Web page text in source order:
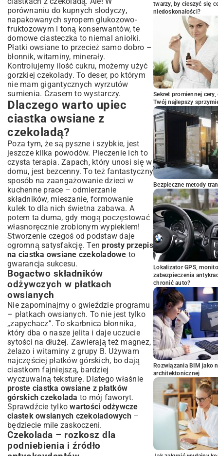
Podsumowanie: Twórz i ciesz się
smakiem prostych ciastek owsianych
czekoladowych!
porównaniu do kupnych słodyczy,
napakowanych syropem glukozowo-
fruktozowym i toną konserwantów, te
domowe ciasteczka to niemal aniołki.
Płatki owsiane to przecież samo dobro –
błonnik, witaminy, minerały.
Kontrolujemy ilość cukru, możemy użyć
gorzkiej czekolady. To deser, po którym
nie mam gigantycznych wyrzutów
sumienia. Czasem to wystarczy.
Dlaczego warto upiec
ciastka owsiane z
czekoladą?
Poza tym, że są pyszne i szybkie, jest
jeszcze kilka powodów. Pieczenie ich to
czysta terapia. Zapach, który unosi się w
domu, jest bezcenny. To też fantastyczny
sposób na zaangażowanie dzieci w
kuchenne prace – odmierzanie
składników, mieszanie, formowanie
kulek to dla nich świetna zabawa. A
potem ta duma, gdy mogą poczęstować
własnoręcznie zrobionym wypiekiem!
Stworzenie czegoś od podstaw daje
ogromną satysfakcję. Tenprosty przepis
na ciastka owsiane czekoladowe to
gwarancja sukcesu.
Bogactwo składników
odżywczych w płatkach
owsianych
Nie zapominajmy o gwieździe programu
– płatkach owsianych. To nie jest tylko
„zapychacz”. To skarbnica błonnika,
który dba o nasze jelita i daje uczucie
sytości na dłużej. Zawierają też magnez,
żelazo i witaminy z grupy B. Używam
najczęściej płatków górskich, bo dają
ciastkom fajniejszą, bardziej
wyczuwalną teksturę. Dlatego właśnie
proste ciastka owsiane z płatków
górskich czekolada to mój faworyt.
Sprawdźcie tylkowartości odżywcze
ciastek owsianych czekoladowych–
będziecie mile zaskoczeni.
Czekolada – rozkosz dla
podniebienia i źródło
twarzy, by cieszyć się
niedoskonałości?
Sekret promiennej
Twój najlepszy
Bezpieczne metody
Lokalizator GPS,
zabezpieczenia
chronić auto?
Rozwiązania BIM jako
architektonicznej